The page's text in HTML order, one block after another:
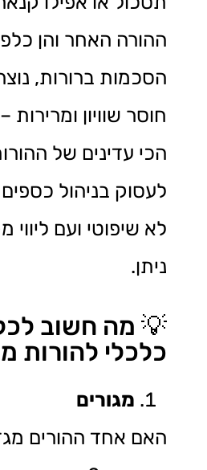
ההורה האחר והן
הסכמות ברורות,
חוסר שוויון ומרירות
הכי עדינים של
לעסוק בניהול
לא שיפוטי ועם ליווי
ניתן.
💡 מה חשוב
כלכלי להורות
מגורים
האם אחד ההורים